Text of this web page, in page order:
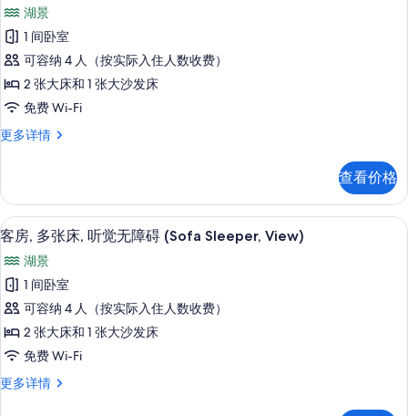
片
照
片
信
息
客
房,
多
张
(Sofa
的
所
有
照
片
湖景
1 间卧室
可容纳 4 人（按实际入住人数收费）
2 张大床和 1 张大沙发床
免费 Wi-Fi
更多详情
客
床
(Sofa
Sleeper,
更
多
信
息
查看价格
显
客
房,
多
张
听
高档床上用品、客房内保险箱、办公
4
客房, 多张床, 听觉无障碍 (Sofa Sleeper, View)
湖景
1 间卧室
可容纳 4 人（按实际入住人数收费）
2 张大床和 1 张大沙发床
免费 Wi-Fi
更多详情
客